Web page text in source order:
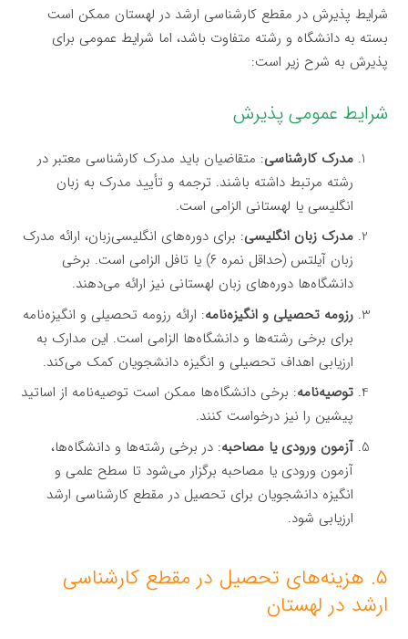
شرایط پذیرش در مقطع کارشناسی ارشد در لهستان ممکن است
بسته به دانشگاه و رشته متفاوت باشد، اما شرایط عمومی برای
پذیرش به شرح زیر است:
شرایط عمومی پذیرش
مدرک کارشناسی: متقاضیان باید مدرک کارشناسی معتبر در
رشته مرتبط داشته باشند. ترجمه و تأیید مدرک به زبان
انگلیسی یا لهستانی الزامی است.
مدرک زبان انگلیسی: برای دوره‌های انگلیسی‌زبان، ارائه مدرک
زبان آیلتس (حداقل نمره ۶) یا تافل الزامی است. برخی
دانشگاه‌ها دوره‌های زبان لهستانی نیز ارائه می‌دهند.
رزومه تحصیلی و انگیزه‌نامه: ارائه رزومه تحصیلی و انگیزه‌نامه
برای برخی رشته‌ها و دانشگاه‌ها الزامی است. این مدارک به
ارزیابی اهداف تحصیلی و انگیزه دانشجویان کمک می‌کند.
توصیه‌نامه: برخی دانشگاه‌ها ممکن است توصیه‌نامه از اساتید
پیشین را نیز درخواست کنند.
آزمون ورودی یا مصاحبه: در برخی رشته‌ها و دانشگاه‌ها،
آزمون ورودی یا مصاحبه برگزار می‌شود تا سطح علمی و
انگیزه دانشجویان برای تحصیل در مقطع کارشناسی ارشد
ارزیابی شود.
۵. هزینه‌های تحصیل در مقطع کارشناسی
ارشد در لهستان